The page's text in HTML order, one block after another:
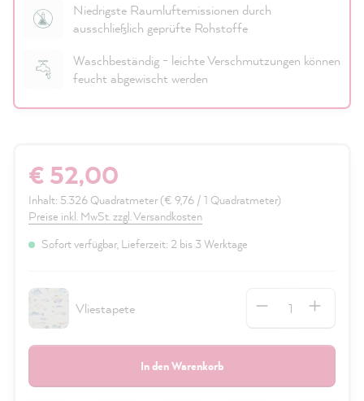
Niedrigste Raumluftemissionen durch
ausschließlich geprüfte Rohstoffe
Waschbeständig - leichte Verschmutzungen können
feucht abgewischt werden
€ 52,00
Inhalt: 5.326 Quadratmeter(€ 9,76 / 1 Quadratmeter)
Preise inkl. MwSt. zzgl. Versandkosten
Sofort verfügbar, Lieferzeit: 2 bis 3 Werktage
Vliestapete
In den Warenkorb